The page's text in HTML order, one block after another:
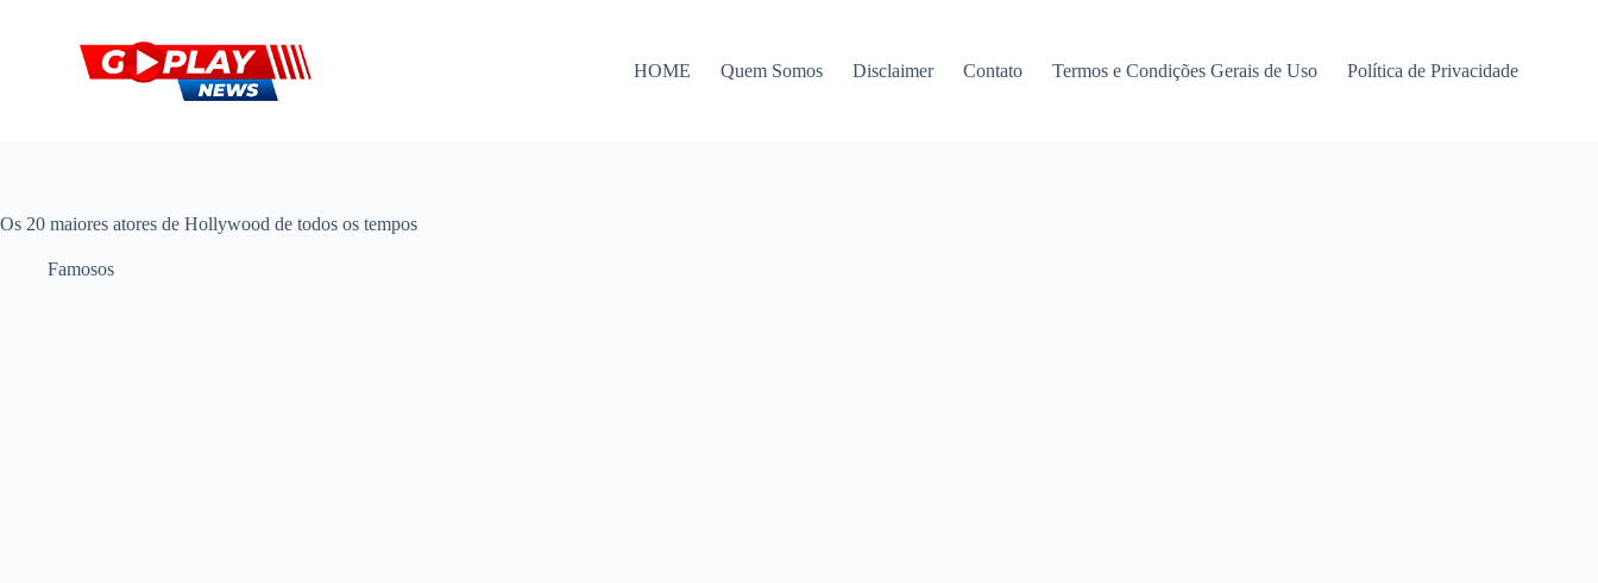
o
c
HOME Quem Somos Disclaimer Contato Termos e Condições Gerais de Uso Política de Privacidade
Os 20 maiores atores de Hollywood de todos os tempos
Famosos